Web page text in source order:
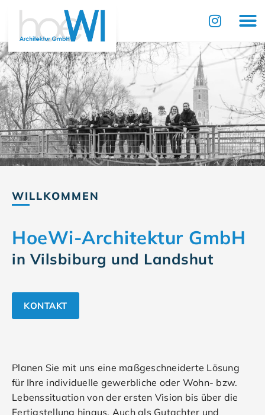
Inhalt
springen
WILLKOMMEN
HoeWi-Architektur GmbH
in Vilsbiburg und Landshut
KONTAKT
Planen Sie mit uns eine maßgeschneiderte Lösung
für Ihre individuelle gewerbliche oder Wohn- bzw.
Lebenssituation von der ersten Vision bis über die
Fertigstellung hinaus. Auch als Gutachter und